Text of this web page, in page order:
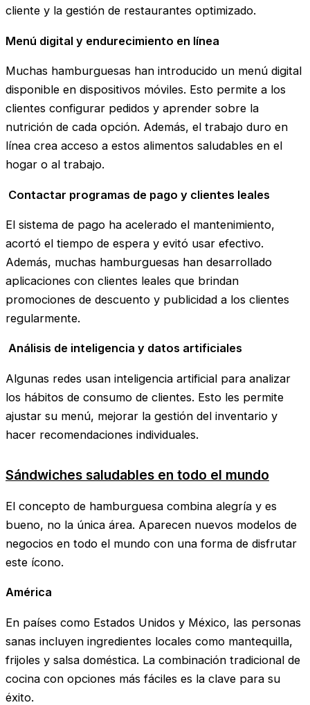
cliente y la gestión de restaurantes optimizado.
Menú digital y endurecimiento en línea
Muchas hamburguesas han introducido un menú digital
disponible en dispositivos móviles. Esto permite a los
clientes configurar pedidos y aprender sobre la
nutrición de cada opción. Además, el trabajo duro en
línea crea acceso a estos alimentos saludables en el
hogar o al trabajo.
Contactar programas de pago y clientes leales
El sistema de pago ha acelerado el mantenimiento,
acortó el tiempo de espera y evitó usar efectivo.
Además, muchas hamburguesas han desarrollado
aplicaciones con clientes leales que brindan
promociones de descuento y publicidad a los clientes
regularmente.
Análisis de inteligencia y datos artificiales
Algunas redes usan inteligencia artificial para analizar
los hábitos de consumo de clientes. Esto les permite
ajustar su menú, mejorar la gestión del inventario y
hacer recomendaciones individuales.
Sándwiches saludables en todo el mundo
El concepto de hamburguesa combina alegría y es
bueno, no la única área. Aparecen nuevos modelos de
negocios en todo el mundo con una forma de disfrutar
este ícono.
América
En países como Estados Unidos y México, las personas
sanas incluyen ingredientes locales como mantequilla,
frijoles y salsa doméstica. La combinación tradicional de
cocina con opciones más fáciles es la clave para su
éxito.